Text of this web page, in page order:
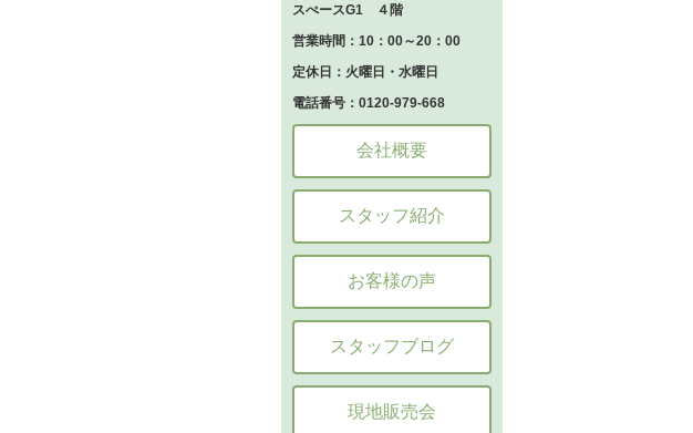
スぺースG1 ４階
営業時間：10：00～20：00
定休日：火曜日・水曜日
電話番号：0120-979-668
会社概要
スタッフ紹介
お客様の声
スタッフブログ
現地販売会